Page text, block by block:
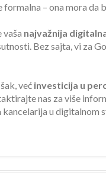
– ona mora da
vaša najvažnija
Bez sajta, vi za
već investicija u
nas za više
kancelarija u digitalnom